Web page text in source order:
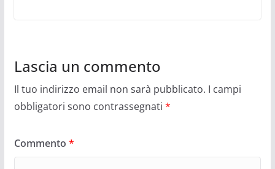
Lascia un commento
Il tuo indirizzo email non sarà pubblicato. I campi
obbligatori sono contrassegnati *
Commento *